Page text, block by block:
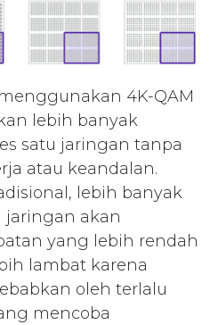
4K-QAM
lebih banyak
satu jaringan tanpa
atau keandalan.
lebih banyak
jaringan akan
yang lebih rendah
lambat karena
oleh terlalu
mencoba